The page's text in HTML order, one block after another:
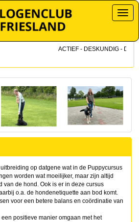
ACTIEF - DESKUNDIG -
op datgene wat in de Puppycursus
worden wat moeilijker, maar zijn altijd
van de hond. Ook is er in deze cursus
o.a. de hondenetiquette aan bod komt.
voor een betere balans en coördinatie van
een positieve manier omgaan met het